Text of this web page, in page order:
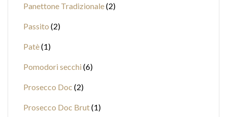
Panettone Tradizionale 2
Passito 2
Patè 1
Pomodori secchi 6
Prosecco Doc 2
Prosecco Doc Brut 1